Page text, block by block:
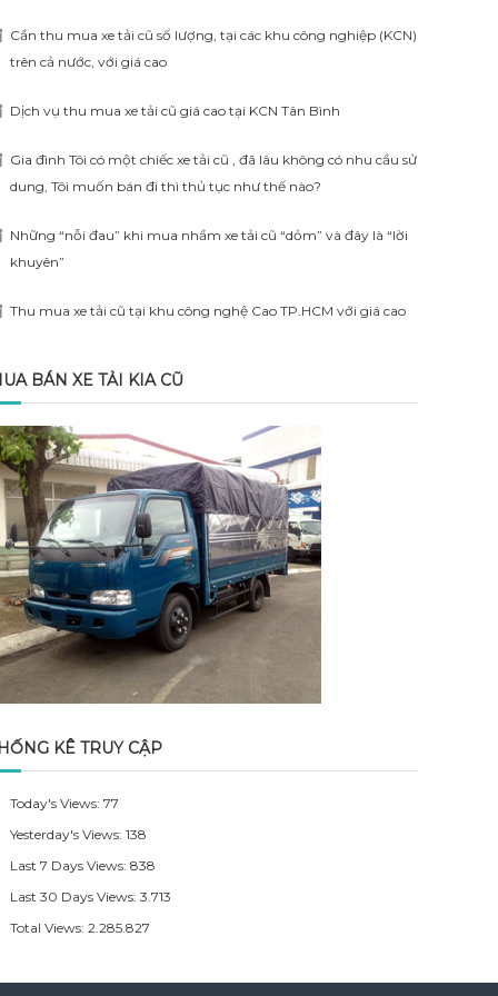
Cần thu mua xe tải cũ số lượng, tại các khu công nghiệp (KCN)
trên cả nước, với giá cao
Dịch vụ thu mua xe tải cũ giá cao tại KCN Tân Bình
Gia đình Tôi có một chiếc xe tải cũ , đã lâu không có nhu cầu sử
dung, Tôi muốn bán đi thì thủ tục như thế nào?
Những “nỗi đau” khi mua nhầm xe tải cũ “dỏm” và đây là “lời
khuyên”
Thu mua xe tải cũ tại khu công nghệ Cao TP.HCM với giá cao
BÁN XE TẢI KIA CŨ
KÊ TRUY CẬP
Today's Views:77
Yesterday's Views:138
Last 7 Days Views:838
Last 30 Days Views:3.713
Total Views:2.285.827